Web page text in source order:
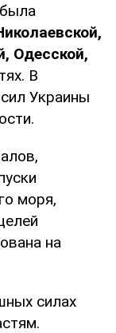
Одесской,
В
Украины
моря,
на
силах